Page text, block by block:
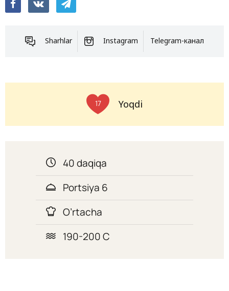
Sharhlar Instagram Telegram-канал
17 Yoqdi
40 daqiqa
Portsiya 6
O’rtacha
190-200 C